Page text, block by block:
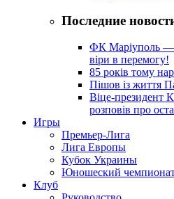
Последние
ФК Маріуполь —
віри в перемогу!
85 років тому
Пішов із життя
Віце-президент
розповів про
Игры
Премьер-Лига
Лига Европы
Кубок Украины
Юношеский
Клуб